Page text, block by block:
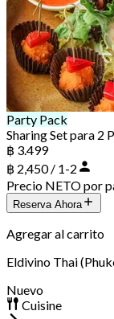
Party Pack
Sharing Set para 2
฿ 3.499
฿ 2,450 / 1-2
Precio NETO por
Reserva Ahora
Agregar al carrito
Eldivino Thai
Nuevo
Cuisine